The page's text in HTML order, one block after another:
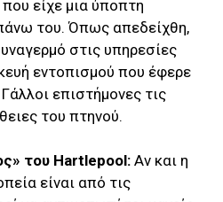
είχε μια ύποπτη
του. Όπως απεδείχθη,
στις υπηρεσίες
εντοπισμού που έφερε
επιστήμονες τις
του πτηνού.
του Hartlepool: Αν και η
είναι από τις